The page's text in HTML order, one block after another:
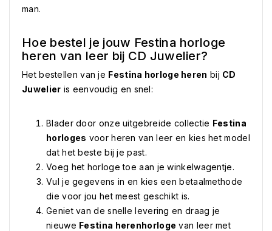
man.
Hoe bestel je jouw Festina horloge
heren van leer bij CD Juwelier?
Het bestellen van je Festina horloge heren bij CD
Juwelier is eenvoudig en snel:
Blader door onze uitgebreide collectie Festina
horloges voor heren van leer en kies het model
dat het beste bij je past.
Voeg het horloge toe aan je winkelwagentje.
Vul je gegevens in en kies een betaalmethode
die voor jou het meest geschikt is.
Geniet van de snelle levering en draag je
nieuwe Festina herenhorloge van leer met